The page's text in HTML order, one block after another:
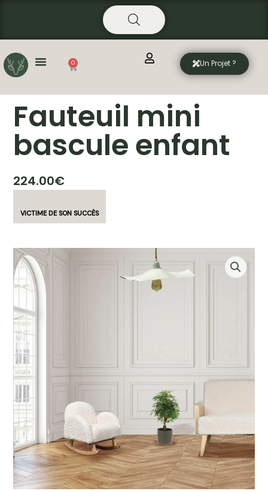
0
Panier Un Projet ?
Fauteuil mini
bascule enfant
224.00€